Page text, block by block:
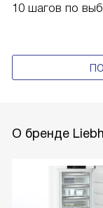
10 шагов по
О бренде